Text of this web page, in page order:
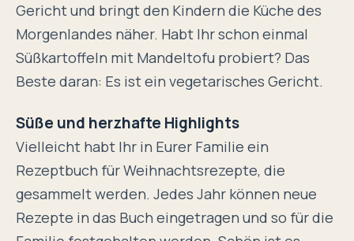
Gericht und bringt den Kindern die Küche des
Morgenlandes näher. Habt Ihr schon einmal
Süßkartoffeln mit Mandeltofu probiert? Das
Beste daran: Es ist ein vegetarisches Gericht.
Süße und herzhafte Highlights
Vielleicht habt Ihr in Eurer Familie ein
Rezeptbuch für Weihnachtsrezepte, die
gesammelt werden. Jedes Jahr können neue
Rezepte in das Buch eingetragen und so für die